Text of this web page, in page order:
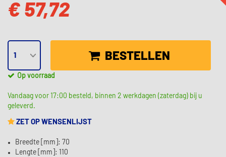
€ 57,72
BESTELLEN
Op voorraad
Vandaag voor 17:00 besteld, binnen 2 werkdagen (zaterdag) bij u
geleverd.
ZET OP WENSENLIJST
Breedte [mm]: 70
Lengte [mm]: 110